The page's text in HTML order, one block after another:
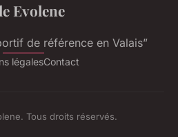
Evolene
de référence en Valais”
légalesContact
Tous droits réservés.